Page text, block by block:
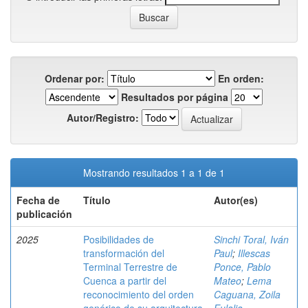
Ordenar por:
En orden:
Resultados por página
Autor/Registro:
Mostrando resultados 1 a 1 de 1
Fecha de
publicación
Título Autor(es)
2025
Posibilidades de
transformación del
Terminal Terrestre de
Cuenca a partir del
reconocimiento del orden
Sinchi Toral, Iván
Paul; Illescas
Ponce, Pablo
Mateo; Lema
Caguana, Zoila